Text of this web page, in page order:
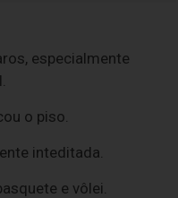
especialmente
o piso.
inteditada.
e vôlei.